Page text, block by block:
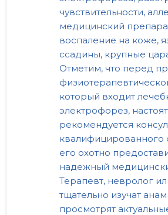
чувствительности,
медицинский
воспаление на коже,
ссадины, крупные
Отметим, что перед
который входит
электрофорез,
рекомендуется
квалифицированного
его охотно
надежный
Терапевт, невролог
тщательно изучат
просмотрят